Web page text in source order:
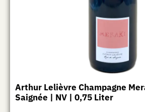
Arthur Lelièvre Champagne
Saignée | NV | 0,75 Liter